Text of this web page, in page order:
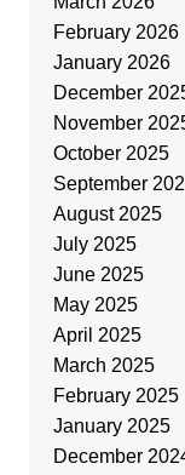
February 2026
January 2026
December
November
October 2025
September
August 2025
July 2025
June 2025
May 2025
April 2025
March 2025
February 2025
January 2025
December